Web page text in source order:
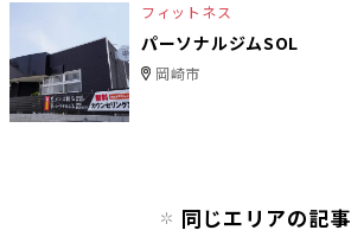
フィットネス
パーソナルジムSOL
岡崎市
同じエリアの記事